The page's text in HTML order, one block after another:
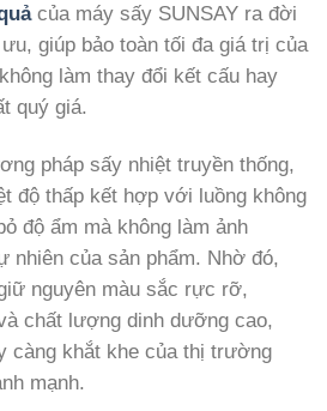
của máy sấy SUNSAY ra đời
giúp bảo toàn tối đa giá trị của
làm thay đổi kết cấu hay
quý giá.
pháp sấy nhiệt truyền thống,
độ thấp kết hợp với luồng không
độ ẩm mà không làm ảnh
nhiên của sản phẩm. Nhờ đó,
nguyên màu sắc rực rỡ,
chất lượng dinh dưỡng cao,
càng khắt khe của thị trường
mạnh.